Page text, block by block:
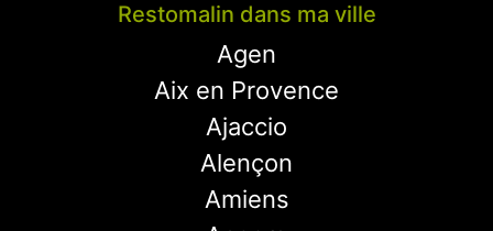
Restomalin dans ma ville
Agen
Aix en Provence
Ajaccio
Alençon
Amiens